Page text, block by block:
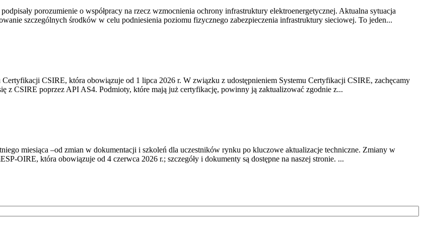
porozumienie o współpracy na rzecz wzmocnienia ochrony infrastruktury elektroenergetycznej. Aktualna sytuacja
szczególnych środków w celu podniesienia poziomu fizycznego zabezpieczenia infrastruktury sieciowej. To jeden...
CSIRE, która obowiązuje od 1 lipca 2026 r. W związku z udostępnieniem Systemu Certyfikacji CSIRE, zachęcamy
z CSIRE poprzez API AS4. Podmioty, które mają już certyfikację, powinny ją zaktualizować zgodnie z...
miesiąca –od zmian w dokumentacji i szkoleń dla uczestników rynku po kluczowe aktualizacje techniczne. Zmiany w
która obowiązuje od 4 czerwca 2026 r.; szczegóły i dokumenty są dostępne na naszej stronie. ...